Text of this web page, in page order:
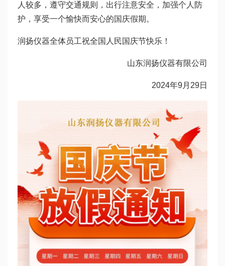
人较多，遵守交通规则，出行注意安全，加强个人防
护，享受一个愉快而安心的国庆假期。
润扬仪器全体员工祝全国人民国庆节快乐！
山东润扬仪器有限公司
2024年9月29日